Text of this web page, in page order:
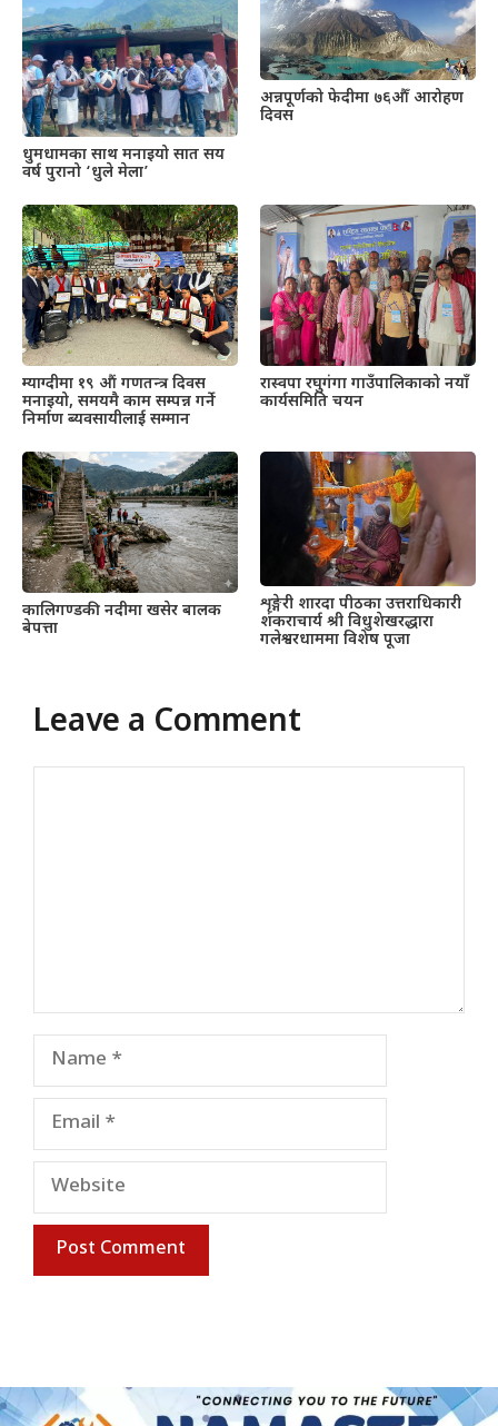
धुमधामका साथ मनाइयो सात सय
वर्ष पुरानो ‘धुले मेला’
अन्नपूर्णको फेदीमा ७६औँ आरोहण
दिवस
म्याग्दीमा १९ औं गणतन्त्र दिवस
मनाइयो, समयमै काम सम्पन्न गर्ने
निर्माण ब्यवसायीलाई सम्मान
रास्वपा रघुगंगा गाउँपालिकाको नयाँ
कार्यसमिति चयन
कालिगण्डकी नदीमा खसेर बालक
बेपत्ता
शृङ्गेरी शारदा पीठका उत्तराधिकारी
शंकराचार्य श्री विधुशेखरद्धारा
गलेश्वरधाममा विशेष पूजा
Leave a Comment
Name
Email
Website